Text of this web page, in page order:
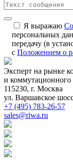
Я выражаю
персональных
передачу (в
с Положением о
Эксперт на рынке
и коммутационного
115230, г. Москва
ул. Варшавское
+7 (495) 783-26-57
sales@riwa.ru